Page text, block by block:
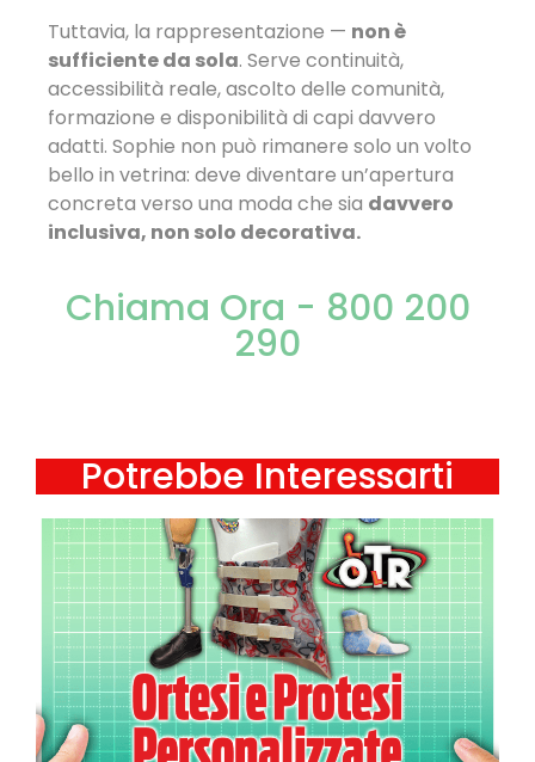
Tuttavia, la rappresentazione — non è
sufficiente da sola. Serve continuità,
accessibilità reale, ascolto delle comunità,
formazione e disponibilità di capi davvero
adatti. Sophie non può rimanere solo un volto
bello in vetrina: deve diventare un’apertura
concreta verso una moda che sia davvero
inclusiva, non solo decorativa.
Chiama Ora - 800 200
290
Potrebbe Interessarti